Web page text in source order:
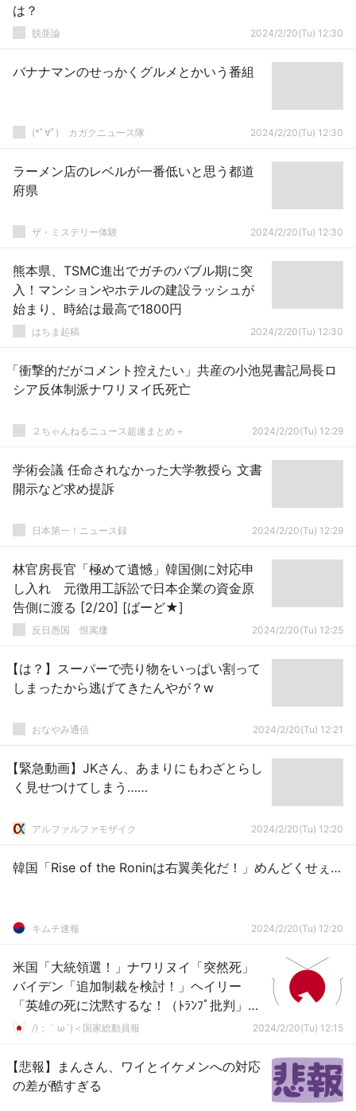
は？
脱亜論 2024/2/20(Tu) 12:30
バナナマンのせっかくグルメとかいう番組
(*ﾟ∀ﾟ)ゞカガクニュース隊 2024/2/20(Tu) 12:30
ラーメン店のレベルが一番低いと思う都道
府県
ザ・ミステリー体験 2024/2/20(Tu) 12:30
熊本県、TSMC進出でガチのバブル期に突
入！マンションやホテルの建設ラッシュが
始まり、時給は最高で1800円
はちま起稿 2024/2/20(Tu) 12:30
「衝撃的だがコメント控えたい」共産の小池晃書記局長ロ
シア反体制派ナワリヌイ氏死亡
２ちゃんねるニュース超速まとめ＋ 2024/2/20(Tu) 12:29
学術会議 任命されなかった大学教授ら 文書
開示など求め提訴
日本第一！ニュース録 2024/2/20(Tu) 12:29
林官房長官「極めて遺憾」韓国側に対応申
し入れ 元徴用工訴訟で日本企業の資金原
告側に渡る [2/20] [ばーど★]
反日愚国 恨寓瘻 2024/2/20(Tu) 12:25
【は？】スーパーで売り物をいっぱい割って
しまったから逃げてきたんやが？w
おなやみ通信 2024/2/20(Tu) 12:21
【緊急動画】JKさん、あまりにもわざとらし
く見せつけてしまう……
アルファルファモザイク 2024/2/20(Tu) 12:20
韓国「Rise of the Roninは右翼美化だ！」めんどくせぇ…
キムチ速報 2024/2/20(Tu) 12:20
米国「大統領選！」ナワリヌイ「突然死」
バイデン「追加制裁を検討！」ヘイリー
「英雄の死に沈黙するな！（ﾄﾗﾝﾌﾟ批判」ト
ランプ「米国で何が起きているのか認識し
/)；｀ω´)＜国家総動員報 2024/2/20(Tu) 12:15
【悲報】まんさん、ワイとイケメンへの対応
の差が酷すぎる